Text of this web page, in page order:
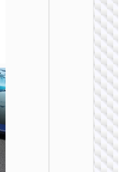
TYPE-
AKA
U138
60W多
充电数
Type-
USB
Type-C
烟器